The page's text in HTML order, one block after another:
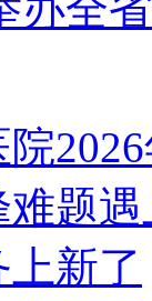
题
新了